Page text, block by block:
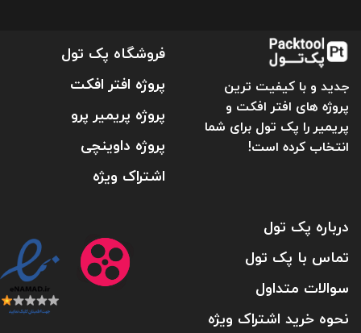
جدید و با کیفیت ترین
پروژه های افتر افکت و
پریمیر را پک تول برای شما
انتخاب کرده است!
فروشگاه پک تول
پروژه افتر افکت
پروژه پریمیر پرو
پروژه داوینچی
اشتراک ویژه
درباره پک تول
تماس با پک تول
سوالات متداول
نحوه خرید اشتراک ویژه